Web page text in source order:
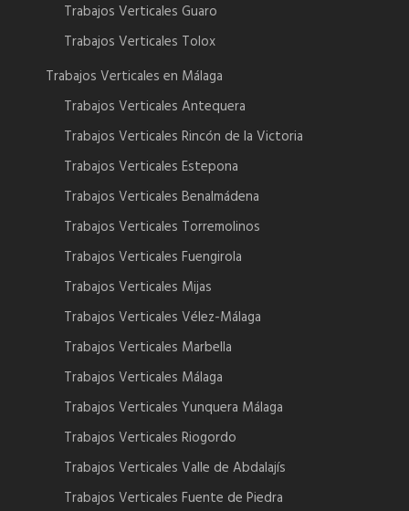
Trabajos Verticales Guaro
Trabajos Verticales Tolox
Trabajos Verticales en Málaga
Trabajos Verticales Antequera
Trabajos Verticales Rincón de la Victoria
Trabajos Verticales Estepona
Trabajos Verticales Benalmádena
Trabajos Verticales Torremolinos
Trabajos Verticales Fuengirola
Trabajos Verticales Mijas
Trabajos Verticales Vélez-Málaga
Trabajos Verticales Marbella
Trabajos Verticales Málaga
Trabajos Verticales Yunquera Málaga
Trabajos Verticales Riogordo
Trabajos Verticales Valle de Abdalajís
Trabajos Verticales Fuente de Piedra